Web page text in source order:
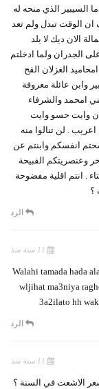
السيبير الذي منحه له
الوقت تبدل ولم تعد
الان ديك لا يلد
الجدران ولما ادخلتم
الغزلان القح
وابن عائلة معروفة
امحمد والشرفاء
وايت حسو وايت
. لن تنالوا منه
انفسكم وابنتم عن
وعنصريتكم القبيحة
. انتم اقلية مفضوحة
؟
الرد
Walahi tamada hada
wljihat ma3niya
3a2ilato hh
الرد
الاشعت في السنة ؟